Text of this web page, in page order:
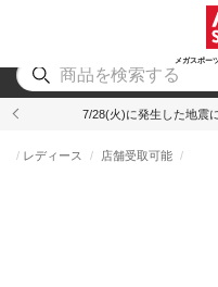
メガスポー
アウトドア
7/28(火)に発生した地震
レディース 店舗受取可能